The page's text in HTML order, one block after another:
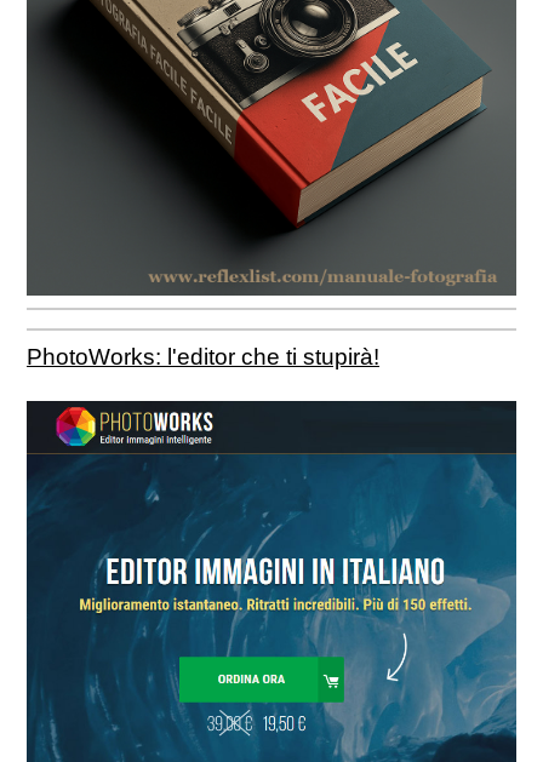
PhotoWorks: l'editor che ti stupirà!